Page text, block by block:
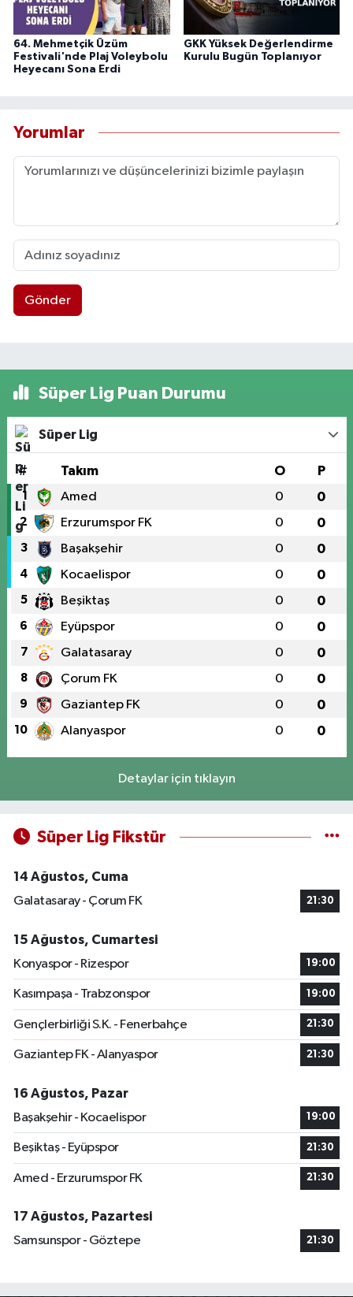
64. Mehmetçik Üzüm
Festivali'nde Plaj Voleybolu
Heyecanı Sona Erdi
GKK Yüksek Değerlendirme
Kurulu Bugün Toplanıyor
Yorumlar
Gönder
Süper Lig Puan Durumu
Süper Lig
# Takım O P
1 Amed 0 0
2 Erzurumspor FK 0 0
3 Başakşehir 0 0
4 Kocaelispor 0 0
5 Beşiktaş 0 0
6 Eyüpspor 0 0
7 Galatasaray 0 0
8 Çorum FK 0 0
9 Gaziantep FK 0 0
10 Alanyaspor 0 0
Detaylar için tıklayın
Süper Lig Fikstür
14 Ağustos, Cuma
Galatasaray - Çorum FK
21:30
15 Ağustos, Cumartesi
Konyaspor - Rizespor
19:00
Kasımpaşa - Trabzonspor 19:00
Gençlerbirliği S.K. - Fenerbahçe 21:30
Gaziantep FK - Alanyaspor 21:30
16 Ağustos, Pazar
Başakşehir - Kocaelispor
19:00
Beşiktaş - Eyüpspor 21:30
Amed - Erzurumspor FK 21:30
17 Ağustos, Pazartesi
Samsunspor - Göztepe
21:30